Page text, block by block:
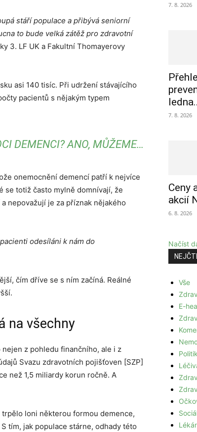
stáří populace a přibývá seniorní
to bude velká zátěž pro zdravotní
3. LF UK a Fakultní Thomayerovy
asi 140 tisíc. Při udržení stávajícího
pacientů s nějakým typem
DEMENCI? ANO, MŮŽEME…
onemocnění demencí patří k nejvíce
se totiž často mylně domnívají, že
nepovažují je za příznak nějakého
odesíláni k nám do
čím dříve se s ním začíná. Reálné
na všechny
z pohledu finančního, ale i z
Svazu zdravotních pojišťoven [SZP]
než 1,5 miliardy korun ročně. A
trpělo loni některou formou demence,
tím, jak populace stárne, odhady této
7. 8. 2026
7. 8. 2026
Ceny
akcií
6. 8. 2026
Načíst
Vše
E-